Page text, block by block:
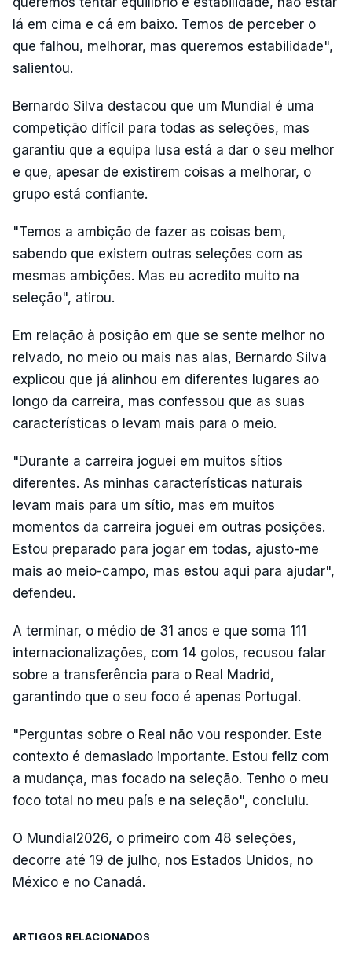
lá em cima e cá em baixo. Temos de perceber o
que falhou, melhorar, mas queremos estabilidade",
salientou.
Bernardo Silva destacou que um Mundial é uma
competição difícil para todas as seleções, mas
garantiu que a equipa lusa está a dar o seu melhor
e que, apesar de existirem coisas a melhorar, o
grupo está confiante.
"Temos a ambição de fazer as coisas bem,
sabendo que existem outras seleções com as
mesmas ambições. Mas eu acredito muito na
seleção", atirou.
Em relação à posição em que se sente melhor no
relvado, no meio ou mais nas alas, Bernardo Silva
explicou que já alinhou em diferentes lugares ao
longo da carreira, mas confessou que as suas
características o levam mais para o meio.
"Durante a carreira joguei em muitos sítios
diferentes. As minhas características naturais
levam mais para um sítio, mas em muitos
momentos da carreira joguei em outras posições.
Estou preparado para jogar em todas, ajusto-me
mais ao meio-campo, mas estou aqui para ajudar",
defendeu.
A terminar, o médio de 31 anos e que soma 111
internacionalizações, com 14 golos, recusou falar
sobre a transferência para o Real Madrid,
garantindo que o seu foco é apenas Portugal.
"Perguntas sobre o Real não vou responder. Este
contexto é demasiado importante. Estou feliz com
a mudança, mas focado na seleção. Tenho o meu
foco total no meu país e na seleção", concluiu.
O Mundial2026, o primeiro com 48 seleções,
decorre até 19 de julho, nos Estados Unidos, no
México e no Canadá.
ARTIGOS RELACIONADOS